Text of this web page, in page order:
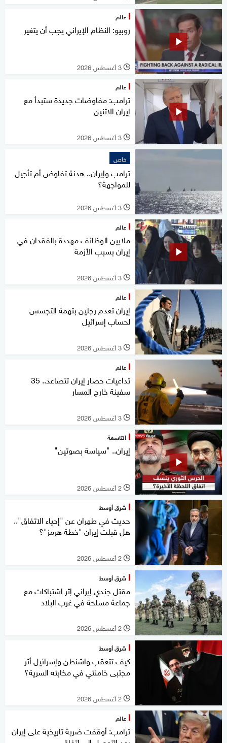
عالم
روبيو: النظام الإيراني يجب أن يتغير
l 3 أغسطس 2026
عالم
ترامب: مفاوضات جديدة ستبدأ مع
إيران الاثنين
l 3 أغسطس 2026
خاص
ترامب وإيران.. هدنة تفاوض أم تأجيل
للمواجهة؟
l 3 أغسطس 2026
عالم
ملايين الوظائف مهددة بالفقدان في
إيران بسبب الأزمة
l 3 أغسطس 2026
عالم
إيران تعدم رجلين بتهمة التجسس
لحساب إسرائيل
l 3 أغسطس 2026
عالم
تداعيات حصار إيران تتصاعد.. 35
سفينة خارج المسار
l 3 أغسطس 2026
التاسعة
إيران.. "سياسة بصوتين"
l 2 أغسطس 2026
شرق أوسط
حديث في طهران عن "إحياء الاتفاق"..
هل قبلت إيران "خطة هرمز"؟
l 2 أغسطس 2026
شرق أوسط
مقتل جندي إيراني إثر اشتباكات مع
جماعة مسلحة في غرب البلاد
l 2 أغسطس 2026
شرق أوسط
كيف تتعقب واشنطن وإسرائيل أثر
مجتبى خامنئي في مخابئه السرية؟
l 2 أغسطس 2026
عالم
ترامب: أوقفت ضربة تاريخية على إيران